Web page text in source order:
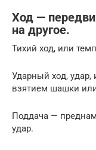
Ход —
на другое.
Тихий ход, или
Ударный ход,
взятием шашки
Поддача —
удар.